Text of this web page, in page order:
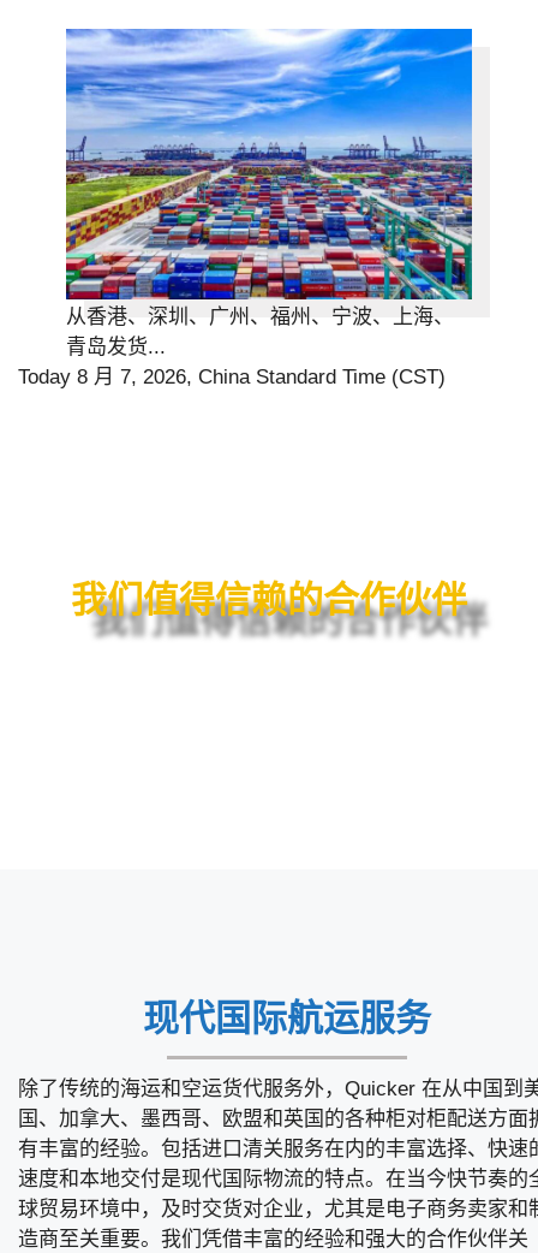
从香港、深圳、广州、福州、宁波、上海、
青岛发货...
Today 8 月 7, 2026, China Standard Time (CST)
我们值得信赖的合作伙伴
现代国际航运服务
除了传统的海运和空运货代服务外，Quicker 在从中国到
国、加拿大、墨西哥、欧盟和英国的各种柜对柜配送方面
有丰富的经验。包括进口清关服务在内的丰富选择、快速
速度和本地交付是现代国际物流的特点。在当今快节奏的
球贸易环境中，及时交货对企业，尤其是电子商务卖家和
造商至关重要。我们凭借丰富的经验和强大的合作伙伴关